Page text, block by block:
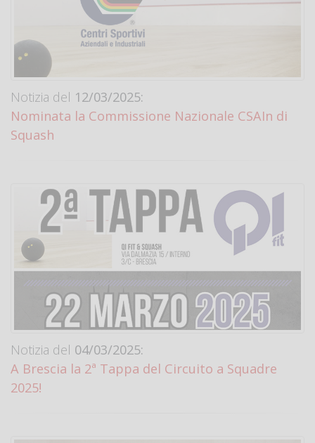
Notizia del 12/03/2025:
Nominata la Commissione Nazionale CSAIn di
Squash
Notizia del 04/03/2025:
A Brescia la 2ª Tappa del Circuito a Squadre
2025!